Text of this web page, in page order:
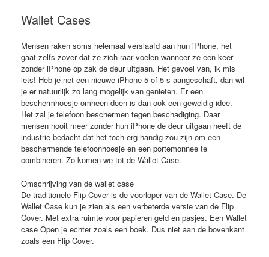
Wallet Cases
Mensen raken soms helemaal verslaafd aan hun iPhone, het
gaat zelfs zover dat ze zich raar voelen wanneer ze een keer
zonder iPhone op zak de deur uitgaan. Het gevoel van, ik mis
iets! Heb je net een nieuwe iPhone 5 of 5 s aangeschaft, dan wil
je er natuurlijk zo lang mogelijk van genieten. Er een
beschermhoesje omheen doen is dan ook een geweldig idee.
Het zal je telefoon beschermen tegen beschadiging. Daar
mensen nooit meer zonder hun iPhone de deur uitgaan heeft de
industrie bedacht dat het toch erg handig zou zijn om een
beschermende telefoonhoesje en een portemonnee te
combineren. Zo komen we tot de Wallet Case.
Omschrijving van de wallet case
De traditionele Flip Cover is de voorloper van de Wallet Case. De
Wallet Case kun je zien als een verbeterde versie van de Flip
Cover. Met extra ruimte voor papieren geld en pasjes. Een Wallet
case Open je echter zoals een boek. Dus niet aan de bovenkant
zoals een Flip Cover.